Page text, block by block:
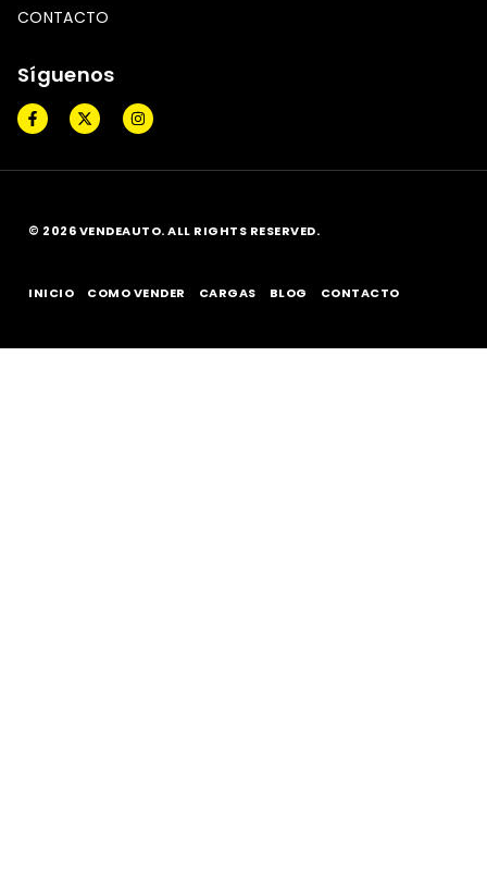
CONTACTO
Síguenos
© 2026 VENDEAUTO. ALL RIGHTS RESERVED.
INICIO COMO VENDER CARGAS BLOG CONTACTO